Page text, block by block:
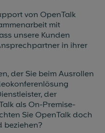
von OpenTalk
mit
unsere Kunden
in ihrer
der Sie beim Ausrollen
der
als On-Premise-
Sie OpenTalk doch
beziehen?